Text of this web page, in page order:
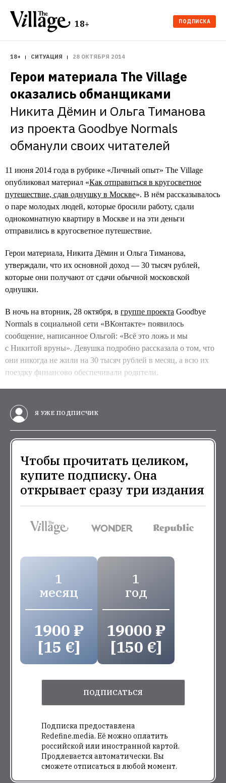
18+ ПОДПИСКА
18+ СИТУАЦИЯ 28 ОКТЯБРЯ 2014
Герои материала The Village
Никита Дёмин и Ольга Тиманова
из проекта Goodbye Normals
обманули своих читателей
11 июня 2014 года в рубрике «Личный опыт» The Village
опубликовал материал «Как отправиться в кругосветное
путешествие, сдав однушку в Москве». В нём рассказывалось
о паре молодых людей, которые бросили работу, сдали
однокомнатную квартиру в Москве и на эти деньги
отправились в кругосветное путешествие.
Герои материала, Никита Дёмин и Ольга Тиманова,
утверждали, что их основной доход — 30 тысяч рублей,
которые они получают от сдачи обычной московской
однушки.
В ночь на вторник, 28 октября, в группе проекта Goodbye
Normals в социальной сети «ВКонтакте» появилось
сообщение, написанное Ольгой: «Всё это ложь и мы
с Никитой вруны». Девушка подробно рассказала о том, что
они никогда не жили на 30 тысяч рублей в месяц, а всю их
поездку финансово обеспечивали родители.
Я УЖЕ ПОДПИСЧИК
Чтобы прочитать целиком,
купите подписку. Она
открывает сразу три издания
1
месяц
1900 ₽
[15 €]
1
год
19000 ₽
[150 €]
ПОДПИСАТЬСЯ
Подписка предоставлена
Redefine.media. Её можно оплатить
российской или иностранной картой.
Продлевается автоматически. Вы
сможете отписаться в любой момент.